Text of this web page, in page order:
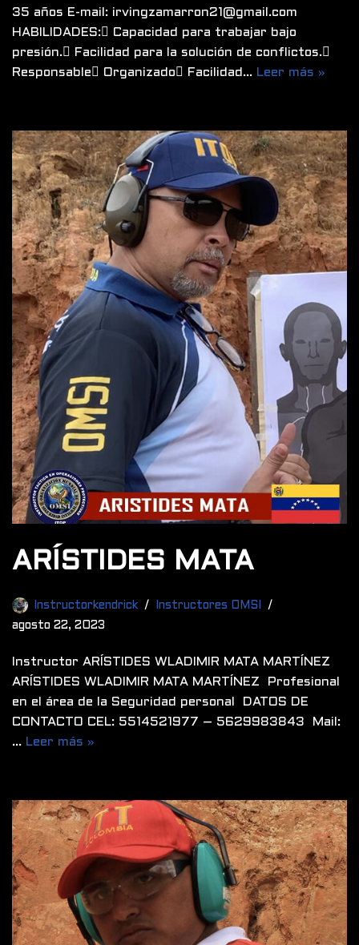
35 años E-mail: irvingzamarron21@gmail.com
HABILIDADES: Capacidad para trabajar bajo
presión. Facilidad para la solución de conflictos.
Responsable Organizado Facilidad… Leer más »
ARÍSTIDES MATA
Instructorkendrick
Instructores OMSI
agosto 22, 2023
Instructor ARÍSTIDES WLADIMIR MATA MARTÍNEZ
ARÍSTIDES WLADIMIR MATA MARTÍNEZ Profesional
en el área de la Seguridad personal DATOS DE
CONTACTO CEL: 5514521977 – 5629983843 Mail:
… Leer más »